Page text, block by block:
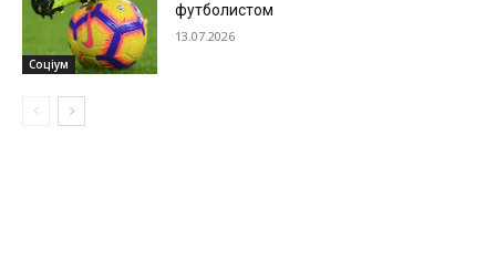
Соціум
футболистом
13.07.2026